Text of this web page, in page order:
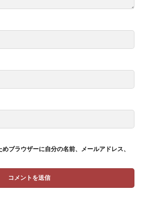
ブラウザーに自分の名前、メールアドレス、